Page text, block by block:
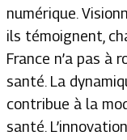
numérique.
ils témoignent,
France n’a pas à
santé. La
contribue à la
santé.